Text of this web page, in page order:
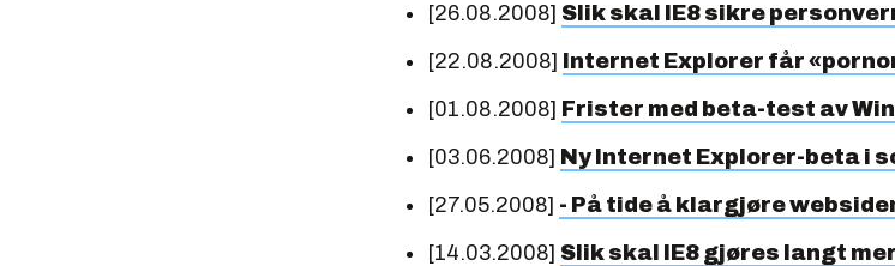
[26.08.2008] Slik skal IE8 sikre
[22.08.2008]
Internet Explorer får
[01.08.2008] Frister med beta-test av
[03.06.2008] Ny Internet Explorer-beta i
[27.05.2008] - På tide å klargjøre
[14.03.2008] Slik skal IE8 gjøres langt